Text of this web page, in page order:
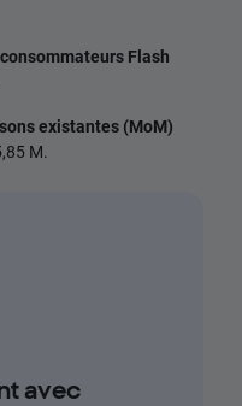
Flash
existantes (MoM)
M.
avec